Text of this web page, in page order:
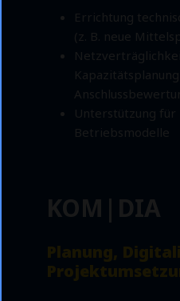
Errichtung
(z. B. neue
Unterstützung für
Betriebsmodelle
KOM|DIA
Planung,